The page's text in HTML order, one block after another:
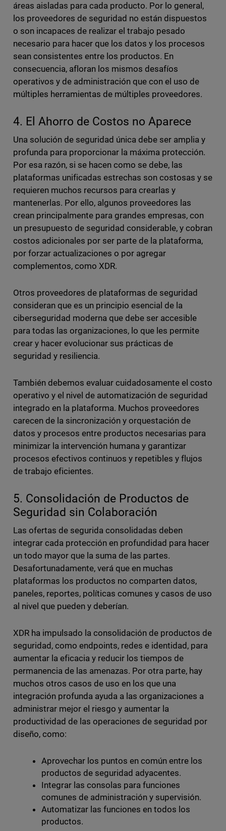
áreas aisladas para cada producto. Por lo general,
los proveedores de seguridad no están dispuestos
o son incapaces de realizar el trabajo pesado
necesario para hacer que los datos y los procesos
sean consistentes entre los productos. En
consecuencia, afloran los mismos desafíos
operativos y de administración que con el uso de
múltiples herramientas de múltiples proveedores.
4. El Ahorro de Costos no Aparece
Una solución de seguridad única debe ser amplia y
profunda para proporcionar la máxima protección.
Por esa razón, si se hacen como se debe, las
plataformas unificadas estrechas son costosas y se
requieren muchos recursos para crearlas y
mantenerlas. Por ello, algunos proveedores las
crean principalmente para grandes empresas, con
un presupuesto de seguridad considerable, y cobran
costos adicionales por ser parte de la plataforma,
por forzar actualizaciones o por agregar
complementos, como XDR.
Otros proveedores de plataformas de seguridad
consideran que es un principio esencial de la
ciberseguridad moderna que debe ser accesible
para todas las organizaciones, lo que les permite
crear y hacer evolucionar sus prácticas de
seguridad y resiliencia.
También debemos evaluar cuidadosamente el costo
operativo y el nivel de automatización de seguridad
integrado en la plataforma. Muchos proveedores
carecen de la sincronización y orquestación de
datos y procesos entre productos necesarias para
minimizar la intervención humana y garantizar
procesos efectivos continuos y repetibles y flujos
de trabajo eficientes.
5. Consolidación de Productos de
Seguridad sin Colaboración
Las ofertas de segurida consolidadas deben
integrar cada protección en profundidad para hacer
un todo mayor que la suma de las partes.
Desafortunadamente, verá que en muchas
plataformas los productos no comparten datos,
paneles, reportes, políticas comunes y casos de uso
al nivel que pueden y deberían.
XDR ha impulsado la consolidación de productos de
seguridad, como endpoints, redes e identidad, para
aumentar la eficacia y reducir los tiempos de
permanencia de las amenazas. Por otra parte, hay
muchos otros casos de uso en los que una
integración profunda ayuda a las organizaciones a
administrar mejor el riesgo y aumentar la
productividad de las operaciones de seguridad por
diseño, como:
Aprovechar los puntos en común entre los
productos de seguridad adyacentes.
Integrar las consolas para funciones
comunes de administración y supervisión.
Automatizar las funciones en todos los
productos.